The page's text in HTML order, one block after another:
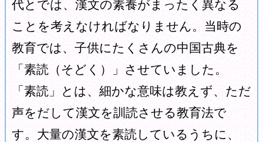
代とでは、漢文の素養がまったく異なる
ことを考えなければなりません。当時の
教育では、子供にたくさんの中国古典を
「素読（そどく）」させていました。
「素読」とは、細かな意味は教えず、ただ
声をだして漢文を訓読させる教育法で
す。大量の漢文を素読しているうちに、